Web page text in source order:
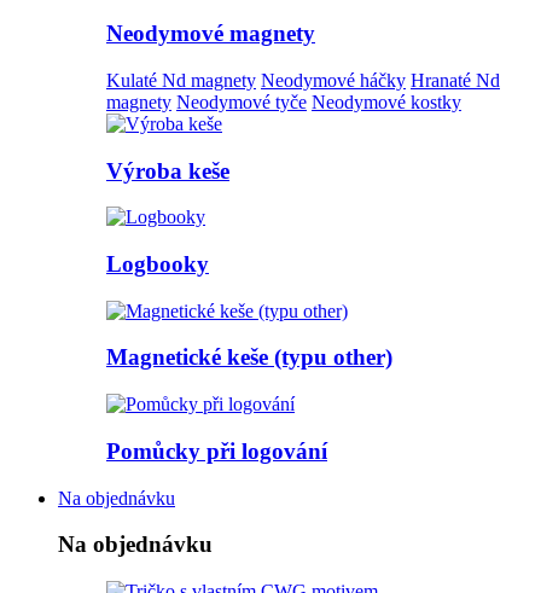
Neodymové magnety
Kulaté Nd magnety Neodymové háčky Hranaté Nd
magnety Neodymové tyče Neodymové kostky
Výroba keše
Logbooky
Magnetické keše (typu other)
Pomůcky při logování
Na objednávku
Na objednávku